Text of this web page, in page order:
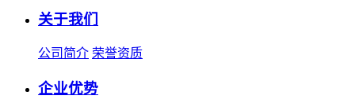
关于我们
公司简介 荣誉资质
企业优势